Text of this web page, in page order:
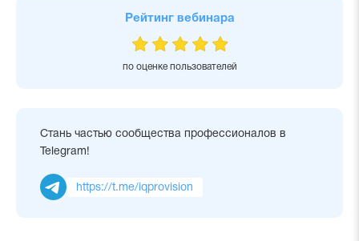
Рейтинг вебинара
по оценке пользователей
Стань частью сообщества профессионалов в
Telegram!
https://t.me/iqprovision